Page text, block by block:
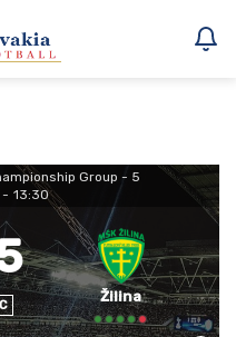
Group - 5
- 13:30
Žilina